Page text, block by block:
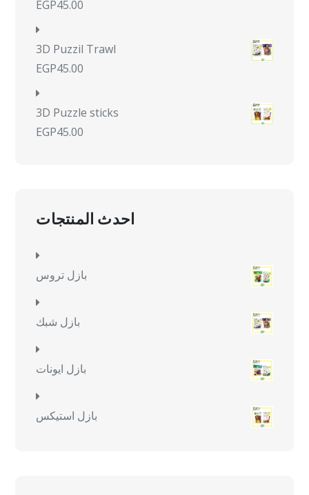
EGP45.00
3D Puzzil Trawl
EGP45.00
3D Puzzle sticks
EGP45.00
احدث المنتجات
بازل تروس
بازل شبك
بازل ايونات
بازل استيكس